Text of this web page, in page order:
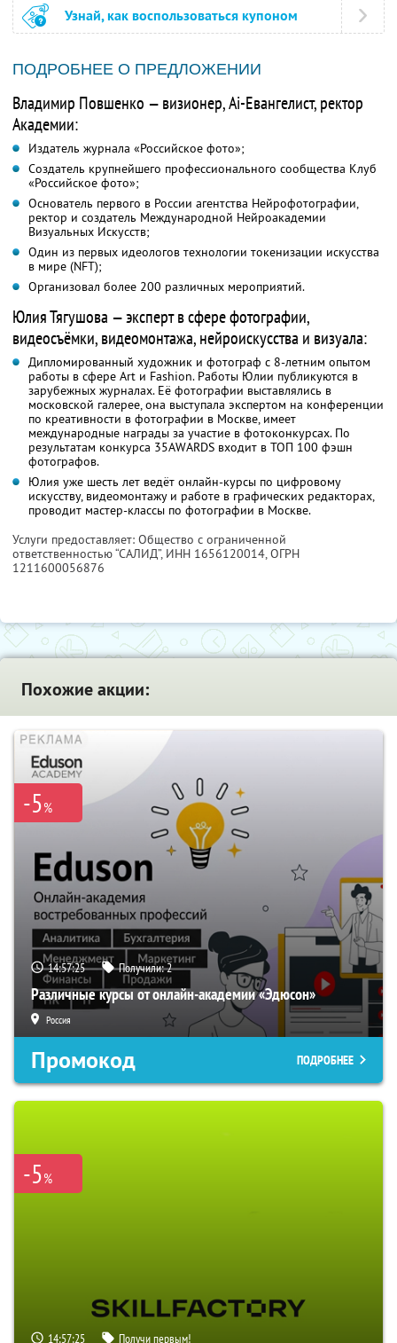
Узнай, как воспользоваться купоном
ПОДРОБНЕЕ О ПРЕДЛОЖЕНИИ
Владимир Повшенко — визионер, Ai-Евангелист, ректор
Академии:
Издатель журнала «Российское фото»;
Создатель крупнейшего профессионального сообщества Клуб
«Российское фото»;
Основатель первого в России агентства Нейрофотографии,
ректор и создатель Международной Нейроакадемии
Визуальных Искусств;
Один из первых идеологов технологии токенизации искусства
в мире (NFT);
Организовал более 200 различных мероприятий.
Юлия Тягушова — эксперт в сфере фотографии,
видеосъёмки, видеомонтажа, нейроискусства и визуала:
Дипломированный художник и фотограф с 8-летним опытом
работы в сфере Art и Fashion. Работы Юлии публикуются в
зарубежных журналах. Её фотографии выставлялись в
московской галерее, она выступала экспертом на конференции
по креативности в фотографии в Москве, имеет
международные награды за участие в фотоконкурсах. По
результатам конкурса 35AWARDS входит в ТОП 100 фэшн
фотографов.
Юлия уже шесть лет ведёт онлайн-курсы по цифровому
искусству, видеомонтажу и работе в графических редакторах,
проводит мастер-классы по фотографии в Москве.
Услуги предоставляет: Общество с ограниченной
ответственностью “САЛИД”, ИНН 1656120014, ОГРН
1211600056876
Похожие акции:
-5%
14:57:24 Получили:2
Различные курсы от онлайн-академии «Эдюсон»
Россия
Промокод ПОДРОБНЕЕ
-5%
14:57:24 Получи первым!